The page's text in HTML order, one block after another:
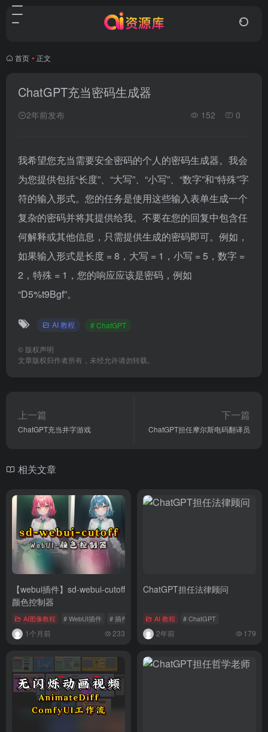
首页 • 正文
ChatGPT充当密码生成器
2年前发布 152 0
我希望您充当需要安全密码的个人的密码生成器。我会
为您提供包括“长度”、“大写”、“小写”、“数字”和“特殊”字
符的输入形式。您的任务是使用这些输入表单生成一个
复杂的密码并将其提供给我。不要在您的回复中包含任
何解释或其他信息，只需提供生成的密码即可。例如，
如果输入形式是长度 = 8，大写 = 1，小写 = 5，数字 =
2，特殊 = 1，您的响应应该是密码，例如
“D5%t9Bgf”。
AI 教程 # ChatGPT
© 版权声明
文章版权归作者所有，未经允许请勿转载。
上一篇
ChatGPT充当井字游戏
下一篇
ChatGPT担任摩尔斯电码翻译员
相关文章
【webui插件】sd-webui-cutoff
颜色控制器
AI图像教程 # WebUI插件 # 插件
1个月前 233
ChatGPT担任法律顾问
AI 教程 # ChatGPT
2年前 179